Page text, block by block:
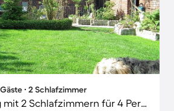
∙ 2 Schlafzimmer
Ferienwohnung mit 2 Schlafzimmern für 4 Personen